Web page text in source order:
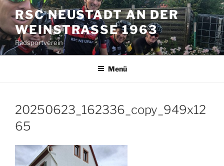
Zum
Inhalt
springen
RSC NEUSTADT AN DER
WEINSTRASSE 1963
Radsportverein
Menü
20250623_162336_copy_949x12
65